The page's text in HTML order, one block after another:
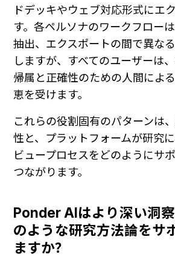
ドデッキやウェブ対応形式にエ
す。各ペルソナのワークフローは
抽出、エクスポートの間で異な
しますが、すべてのユーザーは
帰属と正確性のための人間によ
恵を受けます。
これらの役割固有のパターンは
性と、プラットフォームが研究
ビュープロセスをどのようにサ
つながります。
Ponder AIはより深い洞
のような研究方法論をサ
ますか？